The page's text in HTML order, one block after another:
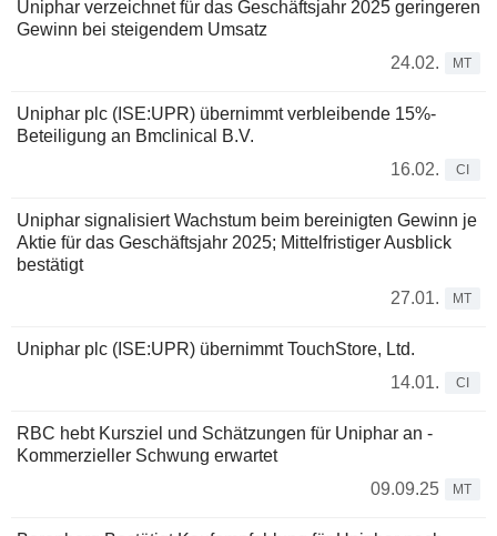
Uniphar verzeichnet für das Geschäftsjahr 2025 geringeren
Gewinn bei steigendem Umsatz
24.02.
MT
Uniphar plc (ISE:UPR) übernimmt verbleibende 15%-
Beteiligung an Bmclinical B.V.
16.02.
CI
Uniphar signalisiert Wachstum beim bereinigten Gewinn je
Aktie für das Geschäftsjahr 2025; Mittelfristiger Ausblick
bestätigt
27.01.
MT
Uniphar plc (ISE:UPR) übernimmt TouchStore, Ltd.
14.01.
CI
RBC hebt Kursziel und Schätzungen für Uniphar an -
Kommerzieller Schwung erwartet
09.09.25
MT